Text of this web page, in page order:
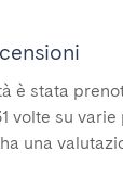
è stata
volte su
una